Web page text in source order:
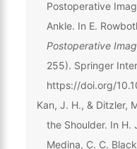
Postoperative
Ankle. In E.
Postoperative
255). Springer
https://doi.org/
Kan, J. H., & Ditzler,
the Shoulder. In H.
Medina, C. C.